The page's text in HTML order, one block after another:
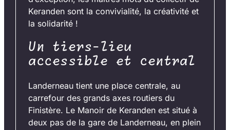
Keranden sont la convivialité, la créativité et
la solidarité !
Un tiers-lieu
accessible et central
Landerneau tient une place centrale, au
carrefour des grands axes routiers du
Finistère. Le Manoir de Keranden est situé à
deux pas de la gare de Landerneau, en plein